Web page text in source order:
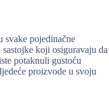
svake pojedinačne
koji osiguravaju da
potaknuli gustoću
proizvode u svoju